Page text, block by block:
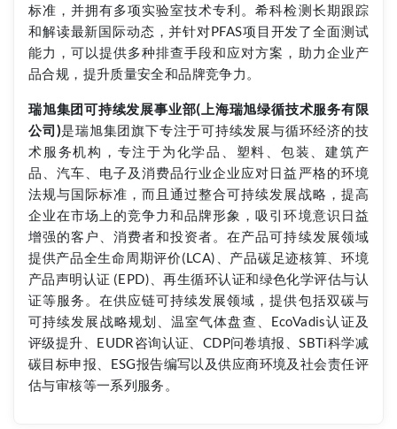
标准，并拥有多项实验室技术专利。希科检测长期跟踪
和解读最新国际动态，并针对PFAS项目开发了全面测试
能力，可以提供多种排查手段和应对方案，助力企业产
品合规，提升质量安全和品牌竞争力。
瑞旭集团可持续发展事业部(上海瑞旭绿循技术服务有限
公司)是瑞旭集团旗下专注于可持续发展与循环经济的技
术服务机构，专注于为化学品、塑料、包装、建筑产
品、汽车、电子及消费品行业企业应对日益严格的环境
法规与国际标准，而且通过整合可持续发展战略，提高
企业在市场上的竞争力和品牌形象，吸引环境意识日益
增强的客户、消费者和投资者。在产品可持续发展领域
提供产品全生命周期评价(LCA)、产品碳足迹核算、环境
产品声明认证 (EPD)、再生循环认证和绿色化学评估与认
证等服务。在供应链可持续发展领域，提供包括双碳与
可持续发展战略规划、温室气体盘查、EcoVadis认证及
评级提升、EUDR咨询认证、CDP问卷填报、SBTi科学减
碳目标申报、ESG报告编写以及供应商环境及社会责任评
估与审核等一系列服务。